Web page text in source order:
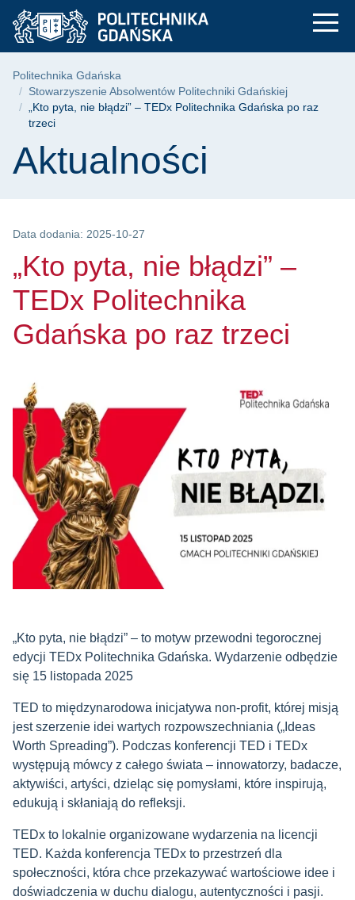
Przejdź
do
menu
Przejdź
do
wyszukiwarki
Przejdź
do
treści
„Kto pyta, nie
Ścieżka nawigacyjna
Politechnika Gdańska
Stowarzyszenie Absolwentów Politechniki Gdańskiej
„Kto pyta, nie błądzi” – TEDx Politechnika Gdańska po raz
trzeci
Treść strony
Aktualności
Data dodania: 2025-10-27
„Kto pyta, nie błądzi” –
TEDx Politechnika
Gdańska po raz trzeci
„Kto pyta, nie błądzi” – to motyw przewodni tegorocznej
edycji TEDx Politechnika Gdańska. Wydarzenie odbędzie
się 15 listopada 2025
TED to międzynarodowa inicjatywa non-profit, której misją
jest szerzenie idei wartych rozpowszechniania („Ideas
Worth Spreading”). Podczas konferencji TED i TEDx
występują mówcy z całego świata – innowatorzy, badacze,
aktywiści, artyści, dzieląc się pomysłami, które inspirują,
edukują i skłaniają do refleksji.
TEDx to lokalnie organizowane wydarzenia na licencji
TED. Każda konferencja TEDx to przestrzeń dla
społeczności, która chce przekazywać wartościowe idee i
doświadczenia w duchu dialogu, autentyczności i pasji.